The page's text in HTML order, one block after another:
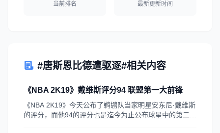
当前排名 最新更新时间
#唐斯恩比德遭驱逐#相关内容
《NBA 2K19》戴维斯评分94 联盟第一大前锋
《NBA 2K19》今天公布了鹈鹕队当家明星安东尼·戴维斯
的评分，而他94的评分也是迄今为止公布球星中的第二